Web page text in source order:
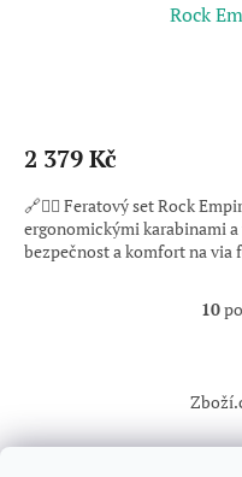
Rock
2 379 Kč
🔗🧗‍♂️ Feratový set Rock
ergonomickými karabinami
bezpečnost a komfort na via
10
a